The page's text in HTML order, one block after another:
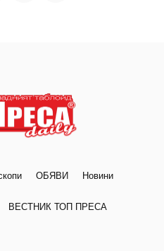
ОБЯВИ Новини
ВЕСТНИК ТОП ПРЕСА